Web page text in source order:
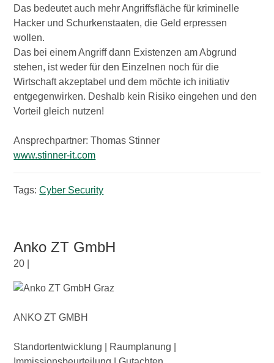
Das bedeutet auch mehr Angriffsfläche für kriminelle
Hacker und Schurkenstaaten, die Geld erpressen
wollen.
Das bei einem Angriff dann Existenzen am Abgrund
stehen, ist weder für den Einzelnen noch für die
Wirtschaft akzeptabel und dem möchte ich initiativ
entgegenwirken. Deshalb kein Risiko eingehen und den
Vorteil gleich nutzen!
Ansprechpartner: Thomas Stinner
www.stinner-it.com
Tags:Cyber Security
Anko ZT GmbH
20 |
ANKO ZT GMBH
Standortentwicklung | Raumplanung |